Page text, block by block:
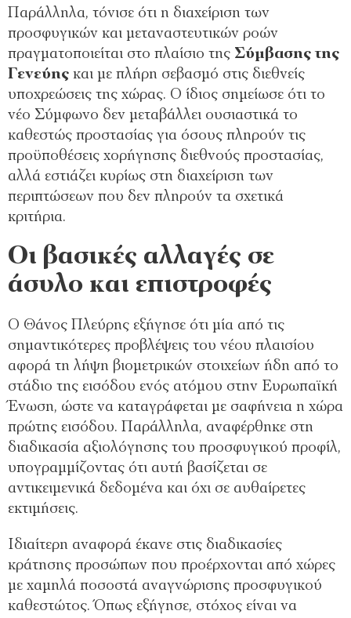
Παράλληλα, τόνισε ότι η διαχείριση των
προσφυγικών και μεταναστευτικών ροών
πραγματοποιείται στο πλαίσιο της Σύμβασης της
Γενεύης και με πλήρη σεβασμό στις διεθνείς
υποχρεώσεις της χώρας. Ο ίδιος σημείωσε ότι το
νέο Σύμφωνο δεν μεταβάλλει ουσιαστικά το
καθεστώς προστασίας για όσους πληρούν τις
προϋποθέσεις χορήγησης διεθνούς προστασίας,
αλλά εστιάζει κυρίως στη διαχείριση των
περιπτώσεων που δεν πληρούν τα σχετικά
κριτήρια.
Οι βασικές αλλαγές σε
άσυλο και επιστροφές
Ο Θάνος Πλεύρης εξήγησε ότι μία από τις
σημαντικότερες προβλέψεις του νέου πλαισίου
αφορά τη λήψη βιομετρικών στοιχείων ήδη από το
στάδιο της εισόδου ενός ατόμου στην Ευρωπαϊκή
Ένωση, ώστε να καταγράφεται με σαφήνεια η χώρα
πρώτης εισόδου. Παράλληλα, αναφέρθηκε στη
διαδικασία αξιολόγησης του προσφυγικού προφίλ,
υπογραμμίζοντας ότι αυτή βασίζεται σε
αντικειμενικά δεδομένα και όχι σε αυθαίρετες
εκτιμήσεις.
Ιδιαίτερη αναφορά έκανε στις διαδικασίες
κράτησης προσώπων που προέρχονται από χώρες
με χαμηλά ποσοστά αναγνώρισης προσφυγικού
καθεστώτος. Όπως εξήγησε, στόχος είναι να